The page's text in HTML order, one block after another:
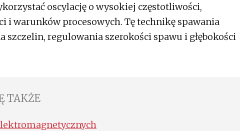
oscylację o wysokiej częstotliwości,
i warunków procesowych. Tę technikę spawania
szczelin, regulowania szerokości spawu i głębokości
TAKŻE